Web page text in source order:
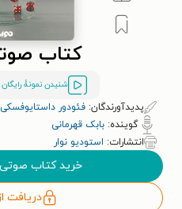
کتاب
شنیدن نمونۀ رایگان
پدیدآورندگان: فئودور داستایوفسکی
گوینده: بابک قهرمانی
انتشارات: استودیو نوار
خرید کتاب صوتی
دریافت